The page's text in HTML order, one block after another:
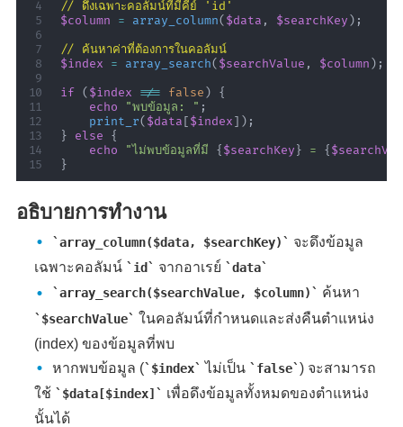
// ดึงเฉพาะคอลัมน์ที่มีคีย์ 'id'
$column
= array_column( $data , $searchKey ) ;
// ค้นหาค่าที่ต้องการในคอลัมน์
$index
= array_search( $searchValue , $column ) ;
if ( $index !== false )
{
echo
"พบข้อมูล: " ;
print_r( $data [$index] ) ;
}
else
{
echo
"ไม่พบข้อมูลที่มี { $searchKey } = {
}
อธิบายการทำงาน
array_column($data, $searchKey)
จะดึงข้อมูล
เฉพาะคอลัมน์
id จากอาเรย์
data
array_search($searchValue, $column)
ค้นหา
$searchValue
ในคอลัมน์ที่กำหนดและส่งคืนตำแหน่ง
(index) ของข้อมูลที่พบ
หากพบข้อมูล ( $index ไม่เป็น false ) จะสามารถ
ใช้
$data[$index]
เพื่อดึงข้อมูลทั้งหมดของตำแหน่ง
นั้นได้